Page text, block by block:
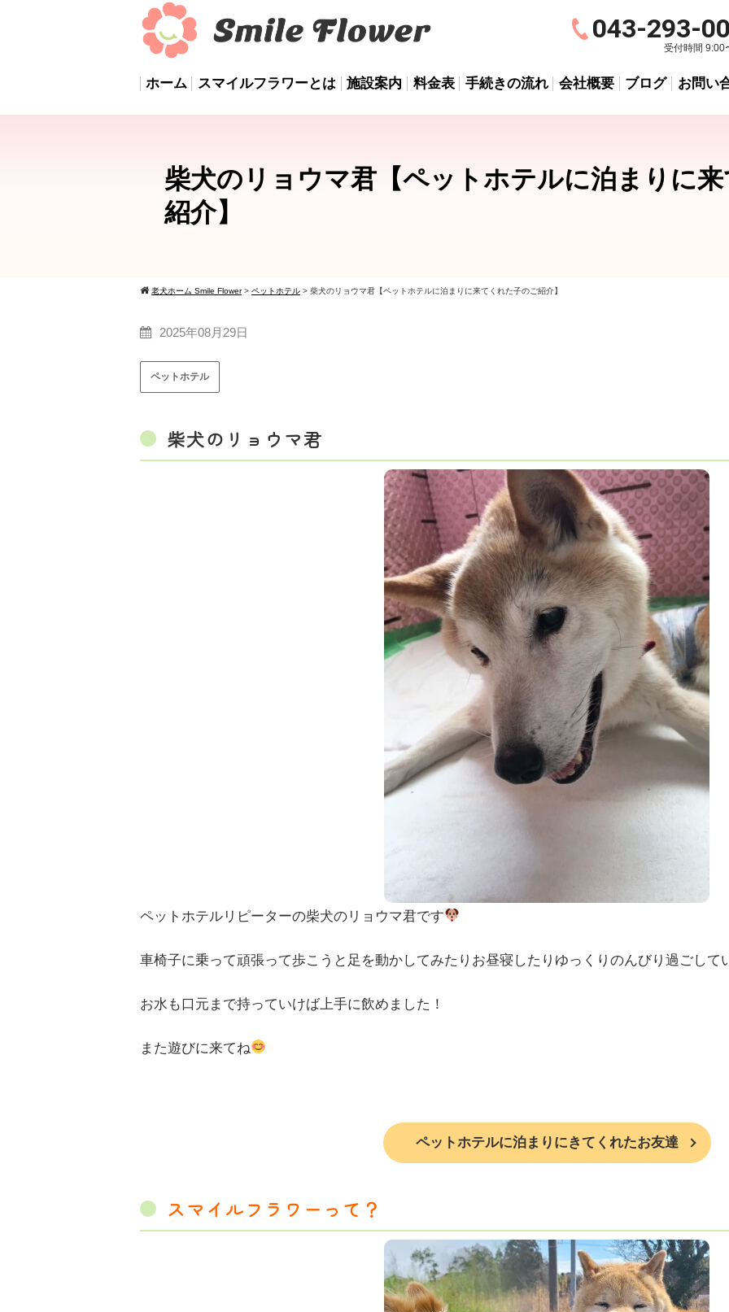
043-293-
受付時間 9:00
ホーム スマイルフラワーとは 施設案内 料金表 手続きの流れ 会社概要 ブログ お問い
柴犬のリョウマ君【ペットホテルに泊まりに
紹介】
老犬ホーム Smile Flower> ペットホテル > 柴犬のリョウマ君【ペットホテルに泊まりに来てくれた子のご紹介】
2025年08月29日
ペットホテル
柴犬のリョウマ君
ペットホテルリピーターの柴犬のリョウマ君です
車椅子に乗って頑張って歩こうと足を動かしてみたりお昼寝したりゆっくりのんびり過ごして
お水も口元まで持っていけば上手に飲めました！
また遊びに来てね
ペットホテルに泊まりにきてくれたお友達
スマイルフラワーって？